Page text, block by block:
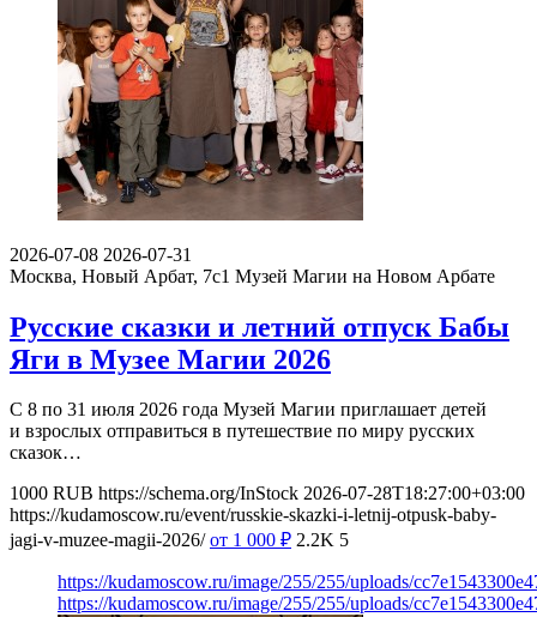
2026-07-08 2026-07-31
Москва, Новый Арбат, 7с1 Музей Магии на Новом Арбате
Русские сказки и летний отпуск Бабы
Яги в Музее Магии 2026
С 8 по 31 июля 2026 года Музей Магии приглашает детей
и взрослых отправиться в путешествие по миру русских
сказок…
1000 RUB https://schema.org/InStock 2026-07-28T18:27:00+03:00
https://kudamoscow.ru/event/russkie-skazki-i-letnij-otpusk-baby-
jagi-v-muzee-magii-2026/ от 1 000 ₽ 2.2K 5
https://kudamoscow.ru/image/255/255/uploads/
https://kudamoscow.ru/image/255/255/uploads/